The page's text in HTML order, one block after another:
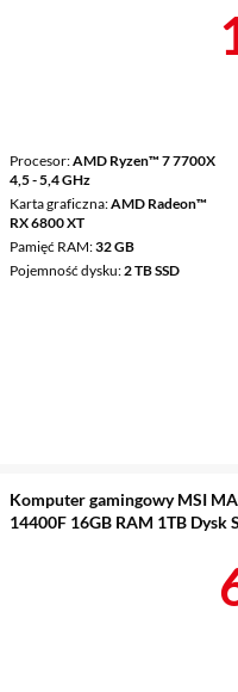
Procesor AMD Ryzen™ 7 7700X
4,5 - 5,4 GHz
Karta graficzna AMD Radeon™
RX 6800 XT
Pamięć RAM 32 GB
Pojemność dysku 2 TB SSD
Komputer gamingowy MSI
14400F 16GB RAM 1TB Dysk